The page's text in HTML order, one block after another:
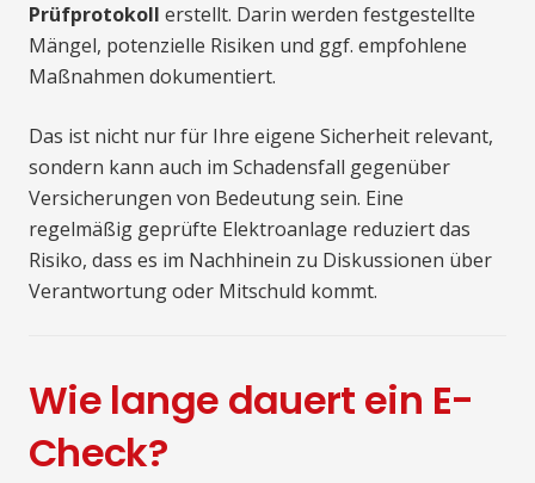
Prüfprotokoll erstellt. Darin werden festgestellte
Mängel, potenzielle Risiken und ggf. empfohlene
Maßnahmen dokumentiert.
Das ist nicht nur für Ihre eigene Sicherheit relevant,
sondern kann auch im Schadensfall gegenüber
Versicherungen von Bedeutung sein. Eine
regelmäßig geprüfte Elektroanlage reduziert das
Risiko, dass es im Nachhinein zu Diskussionen über
Verantwortung oder Mitschuld kommt.
Wie lange dauert ein E-
Check?